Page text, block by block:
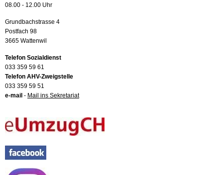
08.00 - 12.00 Uhr
Grundbachstrasse 4
Postfach 98
3665 Wattenwil
Telefon Sozialdienst
033 359 59 61
Telefon AHV-Zweigstelle
033 359 59 51
e-mail - Mail ins Sekretariat